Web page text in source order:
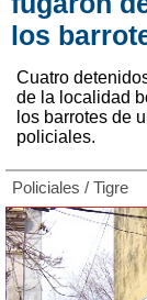
los
Cuatro
de la localidad
los barrotes de
policiales.
Policiales / Tigre